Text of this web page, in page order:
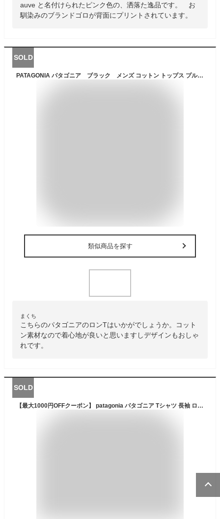
auve と名付けられたピンク色の、洒落た逸品です。 お
馴染みのブランドゴロが背面にプリントされています。
SOLD
PATAGONIA パタゴニア ブラック メンズ コットン トップス プルオーバー メンズ 長袖 ロングスリーブ フェス トレンド インポート 大きいサイズあり 流行 最新 メンズカジュアル カルバンクライン 小さいサイズあり
類似商品を探す
まくち
こちらのパタゴニアのロンTはいかがでしょうか。コット
ン素材なので着心地が良いと思いますしデザインもおしゃ
れです。
SOLD
【最大1000円OFFクーポン】 patagonia パタゴニア Tシャツ 長袖 ロンT カットソー レスポンシビリティー メンズ P-6 LOGO RESPONSIBILI TEE ブラック ホワイト グレー 黒 白 38518